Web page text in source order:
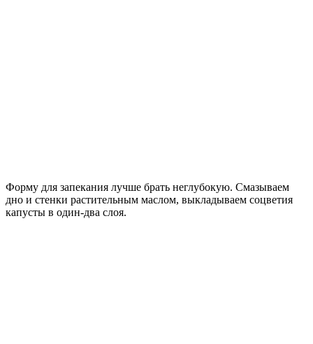
Форму для запекания лучше брать неглубокую. Смазываем
дно и стенки растительным маслом, выкладываем соцветия
капусты в один-два слоя.